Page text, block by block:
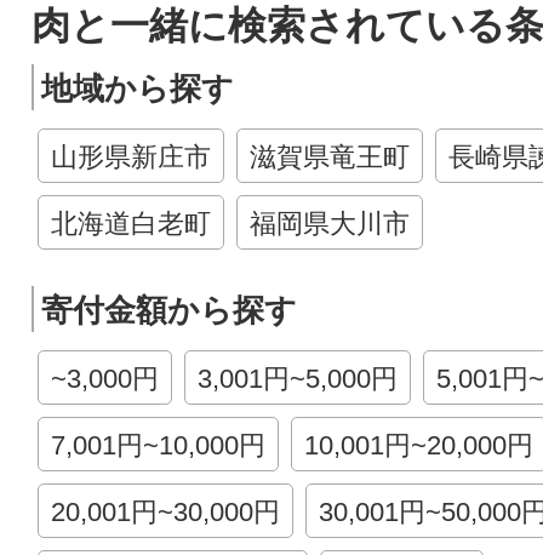
肉と一緒に検索されている
地域から探す
山形県新庄市 滋賀県竜王町 長崎県
北海道白老町 福岡県大川市
寄付金額から探す
~3,000円 3,001円~5,000円 5,001円
7,001円~10,000円 10,001円~20,000円
20,001円~30,000円 30,001円~50,000